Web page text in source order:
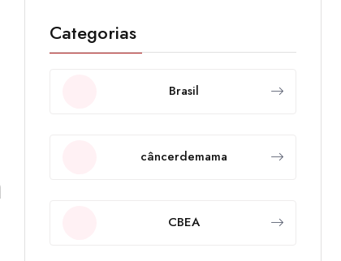
Categorias
Brasil
câncerdemama
CBEA